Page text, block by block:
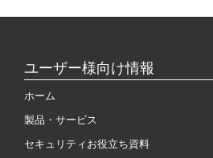
ユーザー様向け情報
ホーム
製品・サービス
セキュリティお役立ち資料